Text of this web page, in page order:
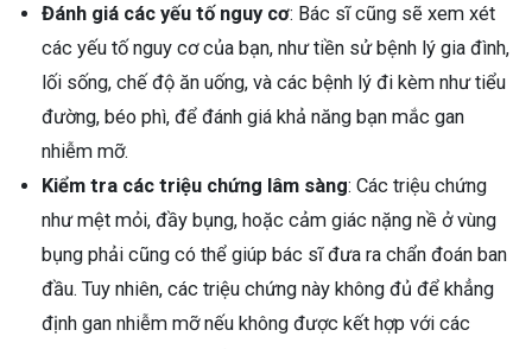
Đánh giá các yếu tố nguy cơ: Bác sĩ cũng sẽ xem xét
các yếu tố nguy cơ của bạn, như tiền sử bệnh lý gia đình,
lối sống, chế độ ăn uống, và các bệnh lý đi kèm như tiểu
đường, béo phì, để đánh giá khả năng bạn mắc gan
nhiễm mỡ.
Kiểm tra các triệu chứng lâm sàng: Các triệu chứng
như mệt mỏi, đầy bụng, hoặc cảm giác nặng nề ở vùng
bụng phải cũng có thể giúp bác sĩ đưa ra chẩn đoán ban
đầu. Tuy nhiên, các triệu chứng này không đủ để khẳng
định gan nhiễm mỡ nếu không được kết hợp với các